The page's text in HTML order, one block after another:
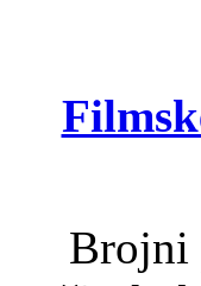
Brojni